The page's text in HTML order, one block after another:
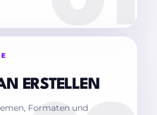
ERSTELLEN
Formaten und